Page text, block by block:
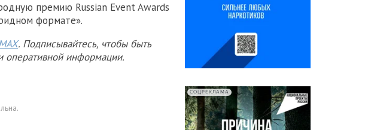
премию Russian Event Awards
формате».
. Подписывайтесь, чтобы быть
оперативной информации.
СОЦРЕКЛАМА